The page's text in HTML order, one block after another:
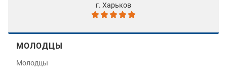
г. Харьков
МОЛОДЦЫ
Молодцы